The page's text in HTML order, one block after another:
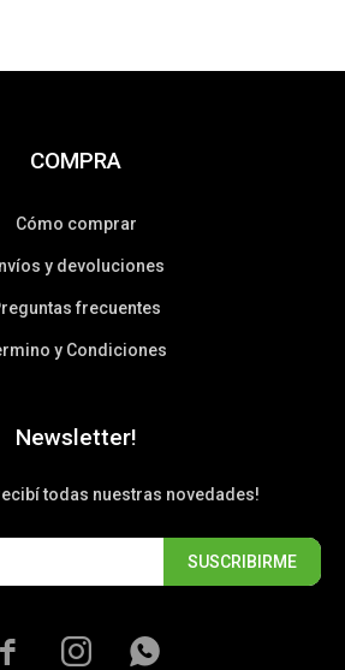
COMPRA
Cómo comprar
y devoluciones
frecuentes
y Condiciones
Newsletter!
todas nuestras novedades!
SUSCRIBIRME
  